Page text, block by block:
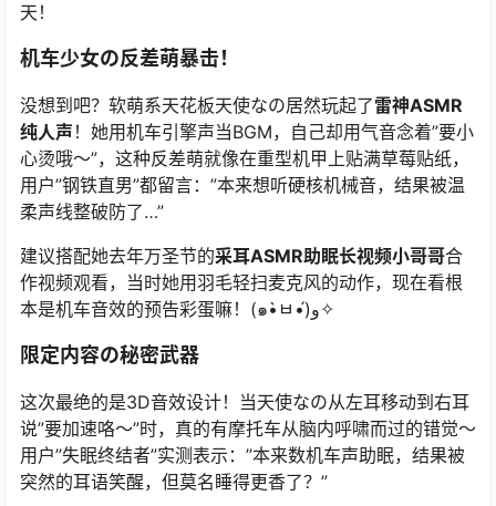
天！
机车少女の反差萌暴击！
没想到吧？软萌系天花板天使なの居然玩起了雷神ASMR
纯人声 ！她用机车引擎声当BGM，自己却用气音念着”要小
心烫哦～”，这种反差萌就像在重型机甲上贴满草莓贴纸，
用户”钢铁直男”都留言：”本来想听硬核机械音，结果被温
柔声线整破防了…”
建议搭配她去年万圣节的采耳ASMR助眠长视频小哥哥合
作视频观看，当时她用羽毛轻扫麦克风的动作，现在看根
本是机车音效的预告彩蛋嘛！(๑•̀ㅂ•́)و✧
限定内容の秘密武器
这次最绝的是3D音效设计！当天使なの从左耳移动到右耳
说”要加速咯～”时，真的有摩托车从脑内呼啸而过的错觉～
用户”失眠终结者”实测表示：”本来数机车声助眠，结果被
突然的耳语笑醒，但莫名睡得更香了？”